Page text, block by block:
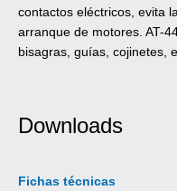
contactos eléctricos, evita
arranque de motores. AT-
bisagras, guías, cojinetes,
que no engrasa ni adhiere
eléctricos y mecánicos
Downloads
Fichas técnicas